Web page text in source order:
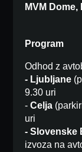
MVM
Program
Odhod z
- Ljubljane
9.30 uri
-Celja
uri
- Slovenske
izvoza na